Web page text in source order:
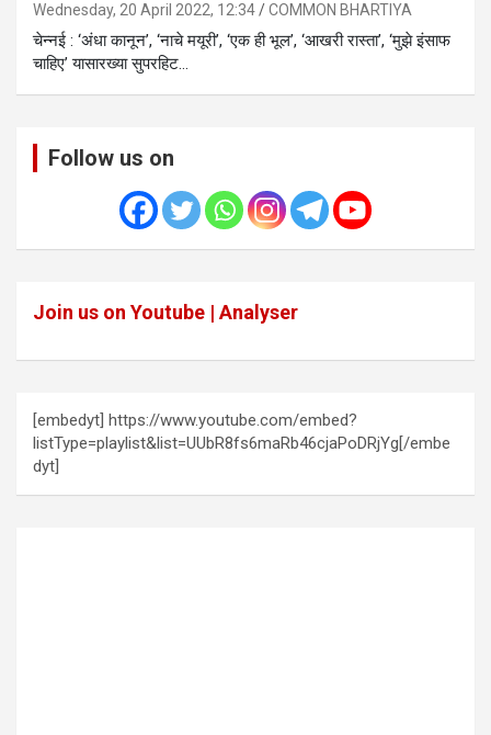
Wednesday, 20 April 2022, 12:34 COMMON BHARTIYA
चेन्नई : ‘अंधा कानून’, ‘नाचे मयूरी’, ‘एक ही भूल’, ‘आखरी रास्ता’, ‘मुझे इंसाफ
चाहिए’ यासारख्या सुपरहिट…
Follow us on
Join us on Youtube | Analyser
[embedyt] https://www.youtube.com/embed?
listType=playlist&list=UUbR8fs6maRb46cjaPoDRjYg[/embe
dyt]